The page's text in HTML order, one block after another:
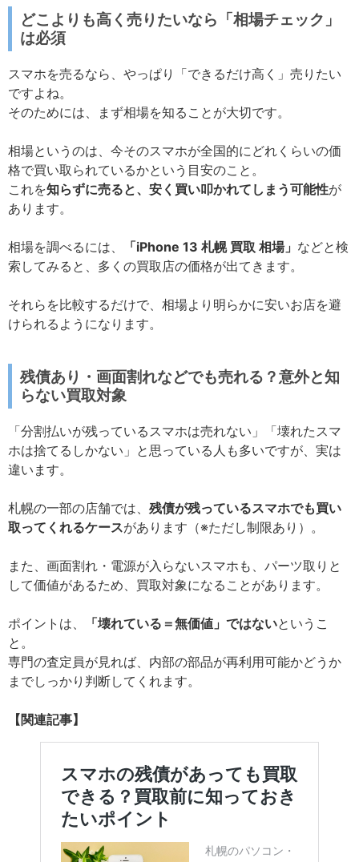
どこよりも高く売りたいなら「相場チェック」
は必須
スマホを売るなら、やっぱり「できるだけ高く」売りたい
ですよね。
そのためには、まず相場を知ることが大切です。
相場というのは、今そのスマホが全国的にどれくらいの価
格で買い取られているかという目安のこと。
これを知らずに売ると、安く買い叩かれてしまう可能性が
あります。
相場を調べるには、 「iPhone 13 札幌 買取 相場」 などと検
索してみると、多くの買取店の価格が出てきます。
それらを比較するだけで、相場より明らかに安いお店を避
けられるようになります。
残債あり・画面割れなどでも売れる？意外と知
らない買取対象
「分割払いが残っているスマホは売れない」「壊れたスマ
ホは捨てるしかない」と思っている人も多いですが、実は
違います。
札幌の一部の店舗では、 残債が残っているスマホでも買い
取ってくれるケースがあります（※ただし制限あり）。
また、画面割れ・電源が入らないスマホも、パーツ取りと
して価値があるため、買取対象になることがあります。
ポイントは、 「壊れている＝無価値」ではないというこ
と。
専門の査定員が見れば、内部の部品が再利用可能かどうか
までしっかり判断してくれます。
【関連記事】